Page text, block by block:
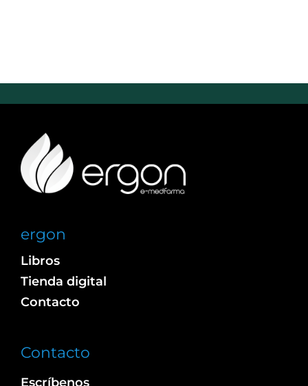
ergon
Libros
Tienda digital
Contacto
Contacto
Escríbenos